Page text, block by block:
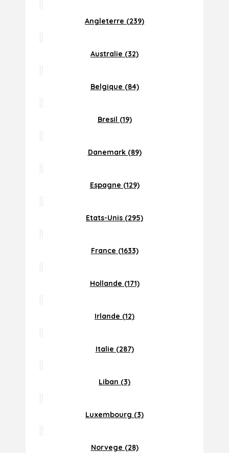
Angleterre (239)
Australie (32)
Belgique (84)
Bresil (19)
Danemark (89)
Espagne (129)
Etats-Unis (295)
France (1633)
Hollande (171)
Irlande (12)
Italie (287)
Liban (3)
Luxembourg (3)
Norvege (28)